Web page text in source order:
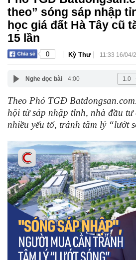
theo” sóng sáp nhập
học giá đất Hà Tây cũ
15 lần
0 | Kỳ Thư | 11:33 16/04/
Nghe đọc bài 4:00
Theo Phó TGĐ
hội từ sáp nhập tỉnh, nhà đầu tư
nhiều yếu tố, tránh tâm lý “lướt